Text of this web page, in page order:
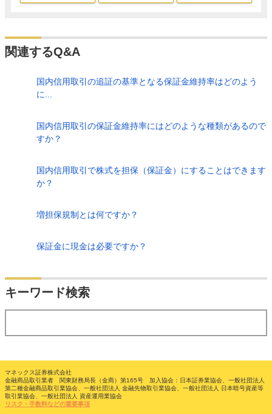
関連するQ&A
国内信用取引の追証の基準となる保証金維持率はどのよう
に...
国内信用取引の保証金維持率にはどのような種類があるので
すか？
国内信用取引で株式を担保（保証金）にすることはできます
か？
増担保規制とは何ですか？
保証金に現金は必要ですか？
キーワード検索
マネックス証券株式会社
金融商品取引業者 関東財務局長（金商）第165号 加入協会：日本証券業協会、一般社団法人
第二種金融商品取引業協会、一般社団法人 金融先物取引業協会、一般社団法人 日本暗号資産等
取引業協会、一般社団法人 資産運用業協会
リスク・手数料などの重要事項